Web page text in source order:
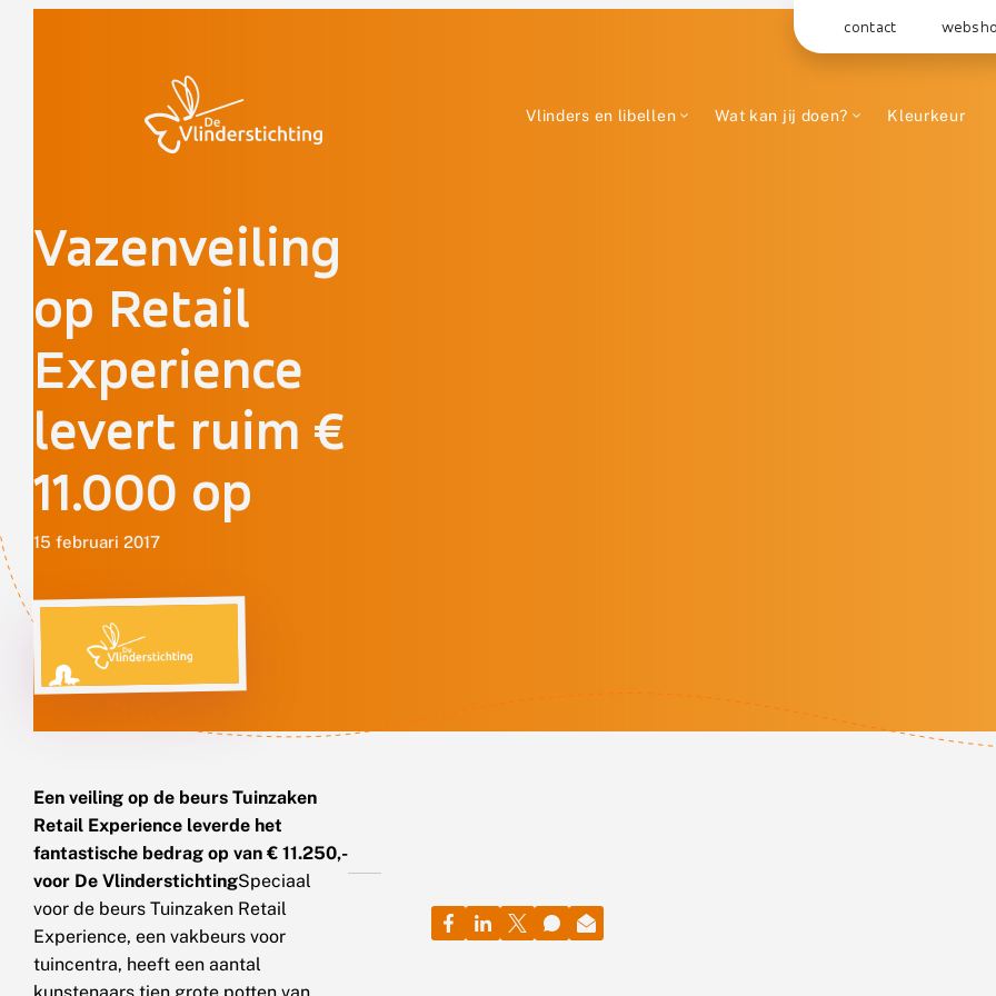
contact
Vlinders en libellen Wat kan jij doen? Kleurkeur
Vazenveiling
op Retail
Experience
levert ruim €
11.000 op
15 februari 2017
Een veiling op de beurs Tuinzaken
Retail Experience leverde het
fantastische bedrag op van € 11.250,-
voor De VlinderstichtingSpeciaal
voor de beurs Tuinzaken Retail
Experience, een vakbeurs voor
tuincentra, heeft een aantal